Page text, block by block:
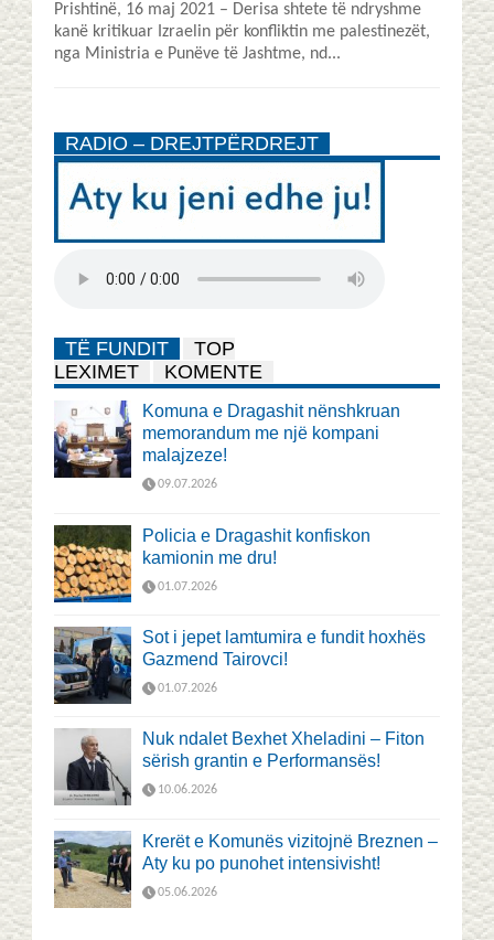
Prishtinë, 16 maj 2021 – Derisa shtete të ndryshme
kanë kritikuar Izraelin për konfliktin me palestinezët,
nga Ministria e Punëve të Jashtme, nd...
RADIO – DREJTPËRDREJT
TË FUNDIT
TOP
LEXIMET
KOMENTE
Komuna e Dragashit nënshkruan
memorandum me një kompani
malajzeze!
09.07.2026
Policia e Dragashit konfiskon
kamionin me dru!
01.07.2026
Sot i jepet lamtumira e fundit hoxhës
Gazmend Tairovci!
01.07.2026
Nuk ndalet Bexhet Xheladini – Fiton
sërish grantin e Performansës!
10.06.2026
Krerët e Komunës vizitojnë Breznen –
Aty ku po punohet intensivisht!
05.06.2026